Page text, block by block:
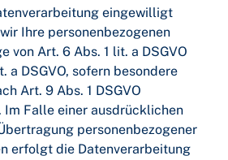
eingewilligt
Ihre personenbezogenen
von Art. 6 Abs. 1 lit. a DSGVO
a DSGVO, sofern besondere
Art. 9 Abs. 1 DSGVO
Falle einer ausdrücklichen
personenbezogener
erfolgt die Datenverarbeitung